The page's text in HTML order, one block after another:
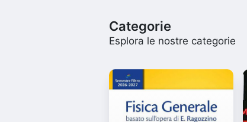
Categorie
Esplora le nostre categorie